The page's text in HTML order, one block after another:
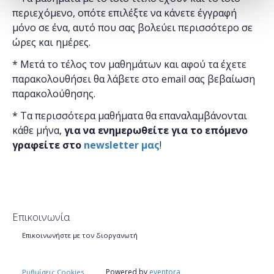
περιεχόμενο, οπότε επιλέξτε να κάνετε έγγραφή
μόνο σε ένα, αυτό που σας βολεύει περισσότερο σε
ώρες και ημέρες.
* Μετά το τέλος τον μαθημάτων και αφού τα έχετε
παρακολουθήσει θα λάβετε στο email σας βεβαίωση
παρακολούθησης.
* Τα περισσότερα μαθήματα θα επαναλαμβάνονται
κάθε μήνα, για να ενημερωθείτε για το επόμενο
γραφείτε στο newsletter μας!
Επικοινωνία
Επικοινωνήστε με τον διοργανωτή
Ρυθμίσεις Cookies